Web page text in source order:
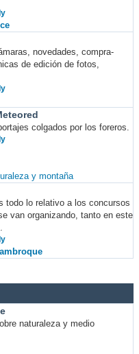
novedades, compra-
de edición de fotos,
colgados por los foreros.
y montaña
todo lo relativo a los concursos
van organizando, tanto en este
naturaleza y medio